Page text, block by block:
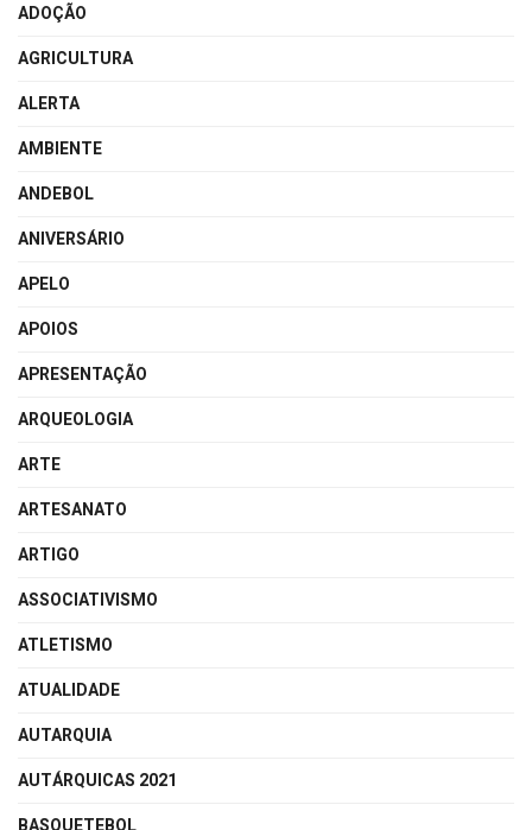
ADOÇÃO
AGRICULTURA
ALERTA
AMBIENTE
ANDEBOL
ANIVERSÁRIO
APELO
APOIOS
APRESENTAÇÃO
ARQUEOLOGIA
ARTE
ARTESANATO
ARTIGO
ASSOCIATIVISMO
ATLETISMO
ATUALIDADE
AUTARQUIA
AUTÁRQUICAS 2021